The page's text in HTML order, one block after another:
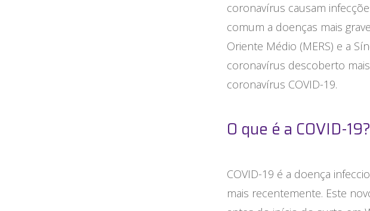
coronavírus causam
comum a doenças mais
Oriente Médio (MERS) e a
coronavírus descoberto
coronavírus COVID-19.
O que é a COVID-19?
COVID-19 é a doença
mais recentemente. Este